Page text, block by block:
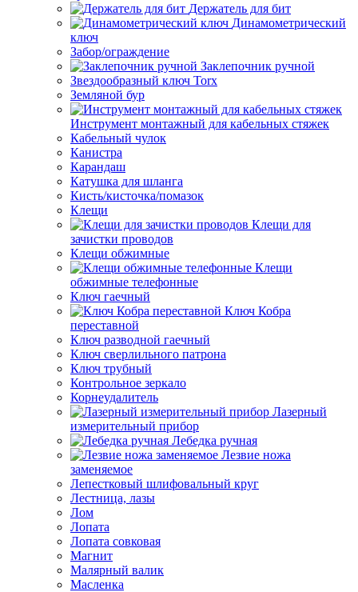
Держатель для бит
Динамометрический
ключ
Забор/ограждение
Заклепочник ручной
Звездообразный ключ Torx
Земляной бур
Инструмент монтажный для кабельных стяжек
Кабельный чулок
Канистра
Карандаш
Катушка для шланга
Кисть/кисточка/помазок
Клещи
Клещи для
зачистки проводов
Клещи обжимные
Клещи
обжимные телефонные
Ключ гаечный
Ключ Кобра
переставной
Ключ разводной гаечный
Ключ сверлильного патрона
Ключ трубный
Контрольное зеркало
Корнеудалитель
Лазерный
измерительный прибор
Лебедка ручная
Лезвие ножа
заменяемое
Лепестковый шлифовальный круг
Лестница, лазы
Лом
Лопата
Лопата совковая
Магнит
Малярный валик
Масленка